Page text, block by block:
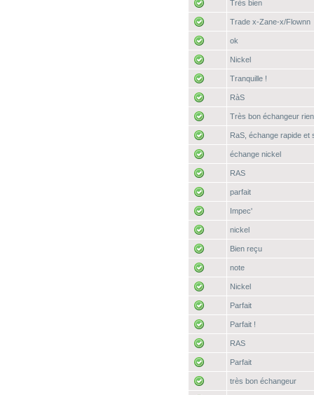
Très bien
Trade x-Zane-x/Flownn
ok
Nickel
Tranquille !
RàS
Très bon échangeur
RaS, échange rapide et
échange nickel
RAS
parfait
Impec'
nickel
Bien reçu
note
Nickel
Parfait
Parfait !
RAS
Parfait
très bon échangeur